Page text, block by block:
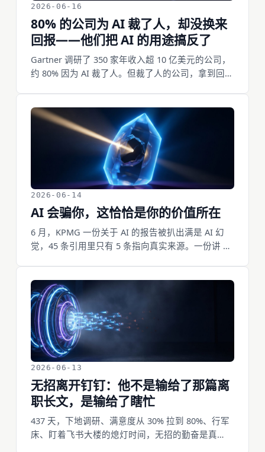
统、MapReduce、BigTable、Spanner、
TensorFlow、发起 TPU 项目。这套操作系统的前提
是你有时间造底座——而谷歌刚刚把时钟调快了。
更怪的是，谷歌没赶他走，还投了他的新公司，还
要卖云给他。
2026-06-16
80% 的公司为 AI 裁了人，却没换来
回报——他们把 AI 的用途搞反了
Gartner 调研了 350 家年收入超 10 亿美元的公司，
约 80% 因为 AI 裁了人。但裁了人的公司，拿到回报
工具，而 AI 真正值钱的地方，是放大人的判断。把
人当成本砍掉，砍掉的恰恰是产生回报的那部分。
2026-06-14
AI 会骗你，这恰恰是你的价值所在
6 月，KPMG 一份关于 AI 的报告被扒出满是 AI 幻
觉，45 条引用里只有 5 条指向真实来源。一份讲 AI
正因为它会骗你，那个负责识破、校验、签字的人
才不可替代。而想把这件事做省、做快，你反而必
须用最好的 AI。
2026-06-13
无招离开钉钉：他不是输给了那篇离
职长文，是输给了瞎忙
437 天，下地调研、满意度从 30% 拉到 80%、行军
床、盯着飞书大楼的熄灯时间，无招的勤奋是真